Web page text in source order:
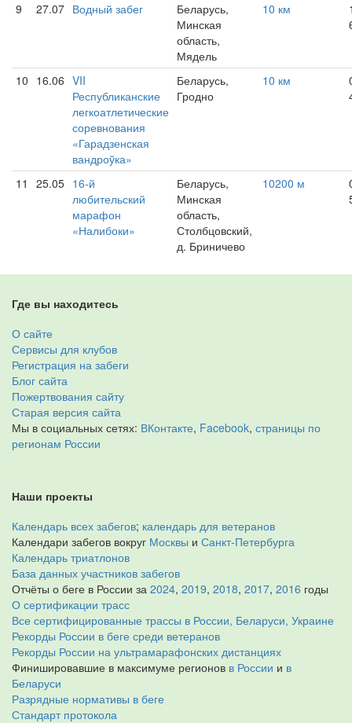
9 27.07 Водный забег
Беларусь,
Минская
область,
Мядель
10 км
10 16.06 VII
Республиканские
легкоатлетические
соревнования
«Гарадзенская
вандроўка»
Беларусь,
Гродно
10 км
11 25.05 16-й
любительский
марафон
«Налибоки»
Беларусь,
Минская
область,
Столбцовский,
д. Бриничево
10200 м
Где вы находитесь
О сайте
Сервисы для клубов
Регистрация на забеги
Блог сайта
Пожертвования сайту
Старая версия сайта
Мы в социальных сетях: ВКонтакте, Facebook, страницы по
регионам России
Наши проекты
Календарь всех забегов; календарь для ветеранов
Календари забегов вокруг Москвы и Санкт-Петербурга
Календарь триатлонов
База данных участников забегов
Отчёты о беге в России за 2024, 2019, 2018, 2017, 2016 годы
О сертификации трасс
Все сертифицированные трассы в России, Беларуси, Украине
Рекорды России в беге среди ветеранов
Рекорды России на ультрамарафонских дистанциях
Финишировавшие в максимуме регионов в России и в
Беларуси
Разрядные нормативы в беге
Стандарт протокола